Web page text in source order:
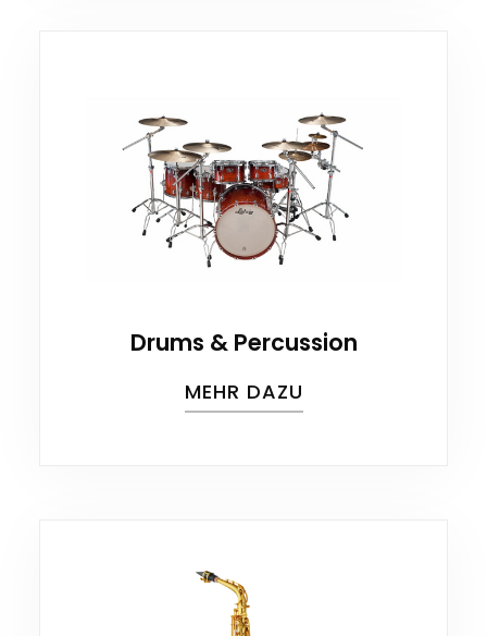
Drums & Percussion
MEHR DAZU